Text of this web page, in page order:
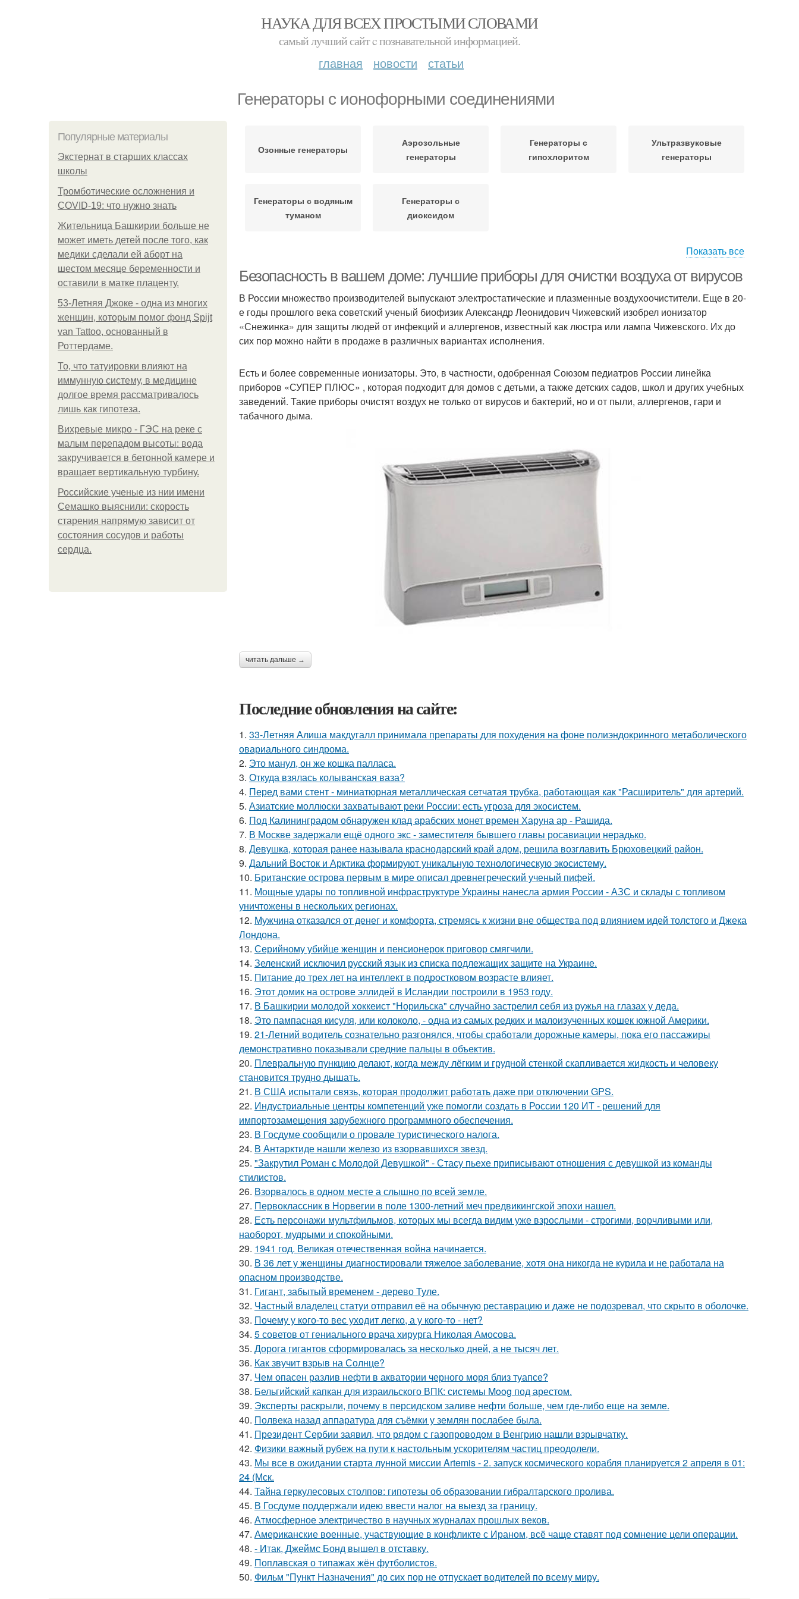
НАУКА ДЛЯ ВСЕХ ПРОСТЫМИ СЛОВАМИ
самый лучший сайт c познавательной информацией.
главная новости статьи
Генераторы с ионофорными соединениями
Популярные материалы
Экстернат в старших классах
школы
Тромботические осложнения и
COVID-19: что нужно знать
Жительница Башкирии больше не
может иметь детей после того, как
медики сделали ей аборт на
шестом месяце беременности и
оставили в матке плаценту.
53-Летняя Джоке - одна из многих
женщин, которым помог фонд Spijt
van Tattoo, основанный в
Роттердаме.
То, что татуировки влияют на
иммунную систему, в медицине
долгое время рассматривалось
лишь как гипотеза.
Вихревые микро - ГЭС на реке с
малым перепадом высоты: вода
закручивается в бетонной камере и
вращает вертикальную турбину.
Российские ученые из нии имени
Семашко выяснили: скорость
старения напрямую зависит от
состояния сосудов и работы
сердца.
Озонные генераторы
Аэрозольные
генераторы
Генераторы с
гипохлоритом
Ультразвуковые
генераторы
Генераторы с водяным
туманом
Генераторы с
диоксидом
Показать все
Безопасность в вашем доме: лучшие приборы для очистки воздуха от вирусов
В России множество производителей выпускают электростатические и плазменные воздухоочистители. Еще в 20-
е годы прошлого века советский ученый биофизик Александр Леонидович Чижевский изобрел ионизатор
«Снежинка» для защиты людей от инфекций и аллергенов, известный как люстра или лампа Чижевского. Их до
сих пор можно найти в продаже в различных вариантах исполнения.
Есть и более современные ионизаторы. Это, в частности, одобренная Союзом педиатров России линейка
приборов «СУПЕР ПЛЮС» , которая подходит для домов с детьми, а также детских садов, школ и других учебных
заведений. Такие приборы очистят воздух не только от вирусов и бактерий, но и от пыли, аллергенов, гари и
табачного дыма.
читать дальше →
Последние обновления на сайте:
1. 33-Летняя Алиша макдугалл принимала препараты для похудения на фоне полиэндокринного метаболического
овариального синдрома.
2. Это манул, он же кошка палласа.
3. Откуда взялась колыванская ваза?
4. Перед вами стент - миниатюрная металлическая сетчатая трубка, работающая как "Расширитель" для артерий.
5. Азиатские моллюски захватывают реки России: есть угроза для экосистем.
6. Под Калининградом обнаружен клад арабских монет времен Харуна ар - Рашида.
7. В Москве задержали ещё одного экс - заместителя бывшего главы росавиации нерадько.
8. Девушка, которая ранее называла краснодарский край адом, решила возглавить Брюховецкий район.
9. Дальний Восток и Арктика формируют уникальную технологическую экосистему.
10. Британские острова первым в мире описал древнегреческий ученый пифей.
11. Мощные удары по топливной инфраструктуре Украины нанесла армия России - АЗС и склады с топливом
уничтожены в нескольких регионах.
12. Мужчина отказался от денег и комфорта, стремясь к жизни вне общества под влиянием идей толстого и Джека
Лондона.
13. Серийному убийце женщин и пенсионерок приговор смягчили.
14. Зеленский исключил русский язык из списка подлежащих защите на Украине.
15. Питание до трех лет на интеллект в подростковом возрасте влияет.
16. Этот домик на острове эллидей в Исландии построили в 1953 году.
17. В Башкирии молодой хоккеист "Норильска" случайно застрелил себя из ружья на глазах у деда.
18. Это пампасная кисуля, или колоколо, - одна из самых редких и малоизученных кошек южной Америки.
19. 21-Летний водитель сознательно разгонялся, чтобы сработали дорожные камеры, пока его пассажиры
демонстративно показывали средние пальцы в объектив.
20. Плевральную пункцию делают, когда между лёгким и грудной стенкой скапливается жидкость и человеку
становится трудно дышать.
21. В США испытали связь, которая продолжит работать даже при отключении GPS.
22. Индустриальные центры компетенций уже помогли создать в России 120 ИТ - решений для
импортозамещения зарубежного программного обеспечения.
23. В Госдуме сообщили о провале туристического налога.
24. В Антарктиде нашли железо из взорвавшихся звезд.
25. "Закрутил Роман с Молодой Девушкой" - Стасу пьехе приписывают отношения с девушкой из команды
стилистов.
26. Взорвалось в одном месте а слышно по всей земле.
27. Первоклассник в Норвегии в поле 1300-летний меч предвикингской эпохи нашел.
28. Есть персонажи мультфильмов, которых мы всегда видим уже взрослыми - строгими, ворчливыми или,
наоборот, мудрыми и спокойными.
29. 1941 год. Великая отечественная война начинается.
30. В 36 лет у женщины диагностировали тяжелое заболевание, хотя она никогда не курила и не работала на
опасном производстве.
31. Гигант, забытый временем - дерево Туле.
32. Частный владелец статуи отправил её на обычную реставрацию и даже не подозревал, что скрыто в оболочке.
33. Почему у кого-то вес уходит легко, а у кого-то - нет?
34. 5 советов от гениального врача хирурга Николая Амосова.
35. Дорога гигантов сформировалась за несколько дней, а не тысяч лет.
36. Как звучит взрыв на Солнце?
37. Чем опасен разлив нефти в акватории черного моря близ туапсе?
38. Бельгийский капкан для израильского ВПК: системы Moog под арестом.
39. Эксперты раскрыли, почему в персидском заливе нефти больше, чем где-либо еще на земле.
40. Полвека назад аппаратура для съёмки у землян послабее была.
41. Президент Сербии заявил, что рядом с газопроводом в Венгрию нашли взрывчатку.
42. Физики важный рубеж на пути к настольным ускорителям частиц преодолели.
43. Мы все в ожидании старта лунной миссии Artemis - 2. запуск космического корабля планируется 2 апреля в 01:
24 (Мск.
44. Тайна геркулесовых столпов: гипотезы об образовании гибралтарского пролива.
45. В Госдуме поддержали идею ввести налог на выезд за границу.
46. Атмосферное электричество в научных журналах прошлых веков.
47. Американские военные, участвующие в конфликте с Ираном, всё чаще ставят под сомнение цели операции.
48. - Итак, Джеймс Бонд вышел в отставку.
49. Поплавская о типажах жён футболистов.
50. Фильм "Пункт Назначения" до сих пор не отпускает водителей по всему миру.